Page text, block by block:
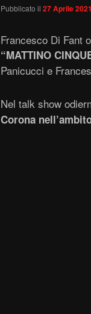
Pubblicato il 27 Aprile 2021
Francesco Di Fant
“MATTINO
Panicucci e
Nel talk show
Corona